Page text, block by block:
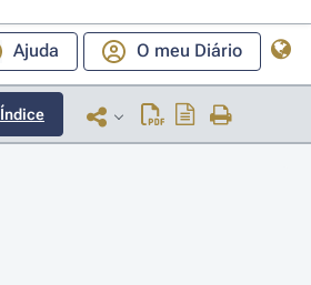
Ajuda O meu Diário
Índice